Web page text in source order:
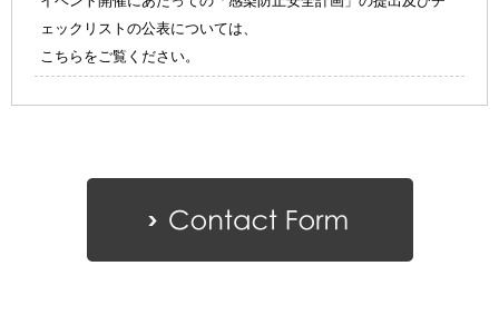
ェックリストの公表については、
こちら をご覧ください。